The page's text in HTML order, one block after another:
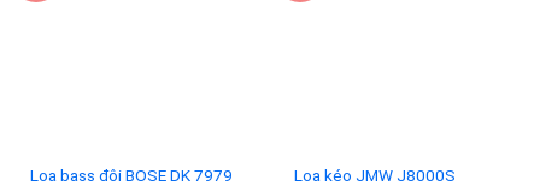
Loa bass đôi BOSE DK 7979 Loa kéo JMW J8000S